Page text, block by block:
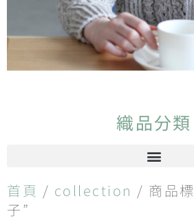
織品分類
首頁 / collection / 商品
子”